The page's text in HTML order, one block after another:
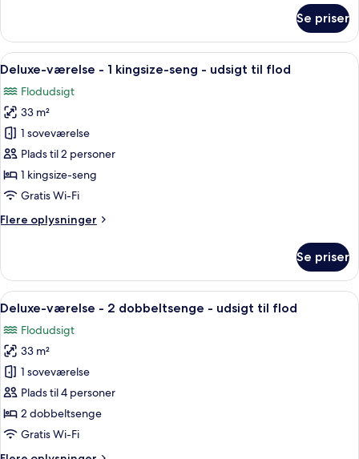
værelse
1
seng
Se priser
Indlæs
alle
billeder
af
Deluxe-
værelse
-
1
seng
til
flod
Premium-sengetøj, dundyner, senge
6
Deluxe-værelse - 1 kingsize-seng - udsigt til flod
Flodudsigt
33 m²
1 soveværelse
Plads til 2 personer
1 kingsize-seng
Gratis Wi-Fi
Flere oplysninger
Flere
værelse
1
seng
udsigt
til
flod
Se priser
Indlæs
alle
billeder
af
Deluxe-
værelse
-
2
Premium-sengetøj, dundyner, senge
6
Deluxe-værelse - 2 dobbeltsenge - udsigt til flod
Flodudsigt
33 m²
1 soveværelse
Plads til 4 personer
2 dobbeltsenge
Gratis Wi-Fi